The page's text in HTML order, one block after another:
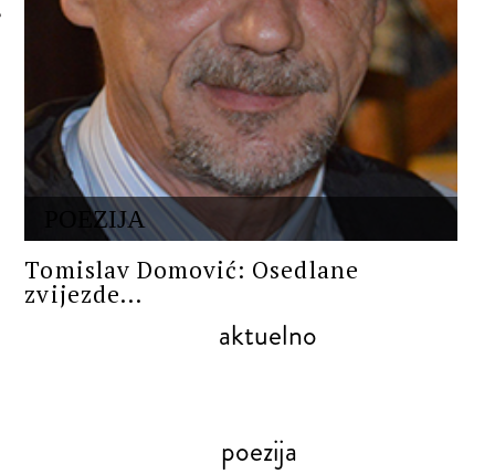
POEZIJA
Tomislav Domović: Osedlane
zvijezde...
aktuelno
poezija